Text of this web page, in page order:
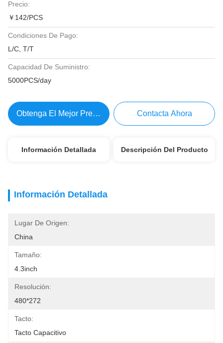
Precio:
￥142/PCS
Condiciones De Pago:
L/C, T/T
Capacidad De Suministro:
5000PCS/day
Obtenga El Mejor Precio Contacta Ahora
Información Detallada Descripción Del Producto
Información Detallada
Lugar De Origen:
China
Tamaño:
4.3inch
Resolución:
480*272
Tacto:
Tacto Capacitivo